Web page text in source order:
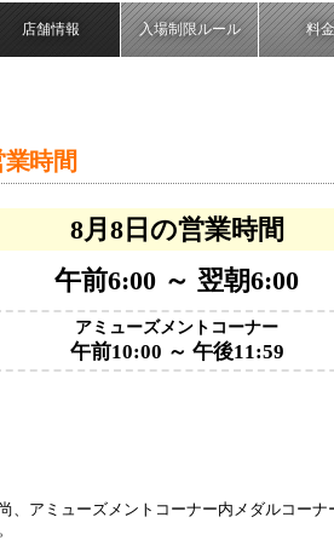
店舗情報 入場制限ルール 料
業時間
8月8日の営業時間
午前6:00 ～ 翌朝6:00
アミューズメントコーナー
午前10:00 ～ 午後11:59
、アミューズメントコーナー内メダルコーナ